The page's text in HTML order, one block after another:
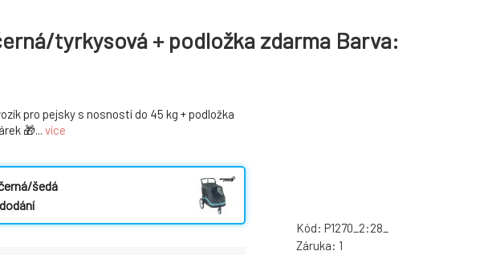
tyrkysová + podložka zdarma Barva:
pro pejsky s nosností do 45 kg + podložka
🎁... více
šedá
Kód: P1270_2:28_
Záruka: 1